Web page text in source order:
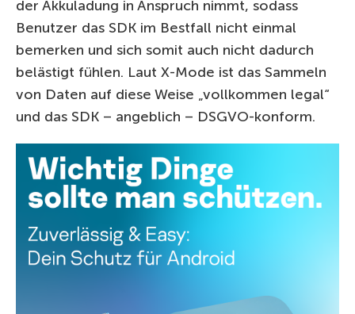
der Akkuladung in Anspruch nimmt, sodass
Benutzer das SDK im Bestfall nicht einmal
bemerken und sich somit auch nicht dadurch
belästigt fühlen. Laut X-Mode ist das Sammeln
von Daten auf diese Weise „vollkommen legal“
und das SDK – angeblich – DSGVO-konform.